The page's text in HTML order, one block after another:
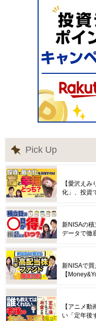
Pick Up
【愛沢え
化」、投資
新NISAの
データで徹
新NISAで
【
【アニメ
い「定年後